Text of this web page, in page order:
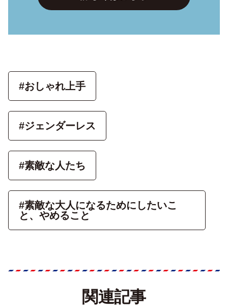
#おしゃれ上手
#ジェンダーレス
#素敵な人たち
#素敵な大人になるためにしたいこ
と、やめること
関連記事